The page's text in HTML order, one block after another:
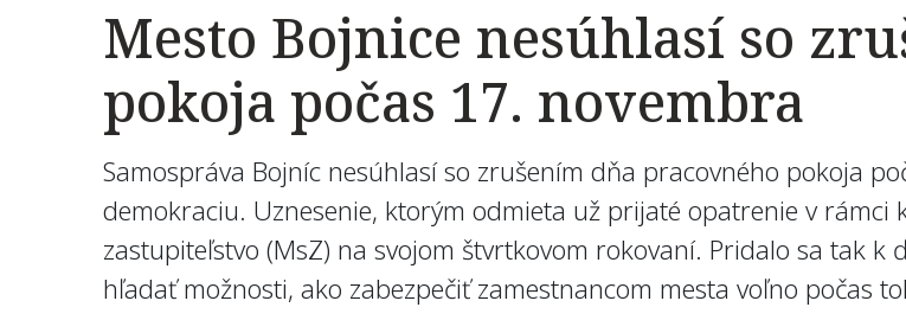
Mesto Bojnice nesúhlasí so
pokoja počas 17. novembra
Samospráva Bojníc nesúhlasí so zrušením dňa pracovného pokoja
demokraciu. Uznesenie, ktorým odmieta už prijaté opatrenie v rámci
zastupiteľstvo (MsZ) na svojom štvrtkovom rokovaní. Pridalo sa tak k
hľadať možnosti, ako zabezpečiť zamestnancom mesta voľno počas